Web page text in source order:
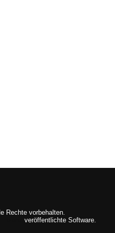
Rechte vorbehalten.
veröffentlichte Software.